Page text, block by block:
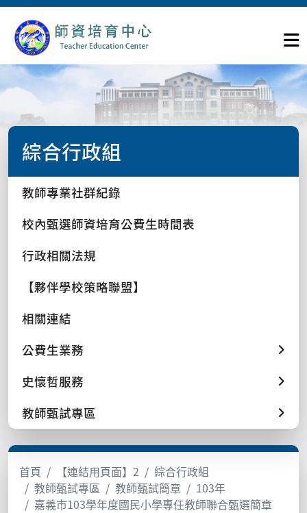
綜合行政組
教師專業社群紀錄
校內甄選師資培育公費生時間表
行政相關法規
【夥伴學校策略聯盟】
相關連結
公費生業務
史懷哲服務
教師甄試專區
首頁 【連結用頁面】2
綜合行政組
教師甄試專區
教師甄試簡章
103年
嘉義市103學年度國民小學專任教師聯合甄選簡章